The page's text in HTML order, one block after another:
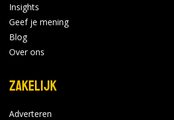
Insights
Geef je mening
Blog
Over ons
Zakelijk
Adverteren